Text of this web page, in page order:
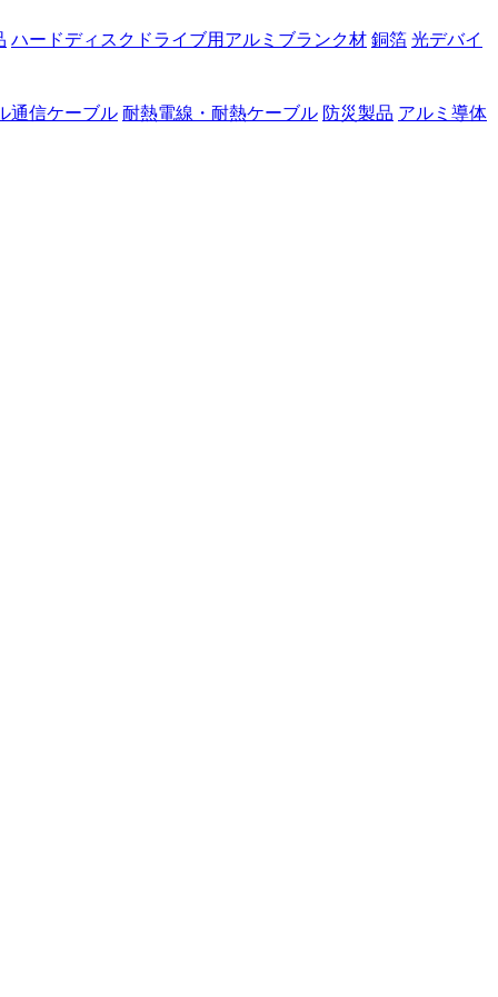
ハードディスクドライブ用アルミブランク材 銅箔 光デバイ
通信ケーブル 耐熱電線・耐熱ケーブル 防災製品 アルミ導体